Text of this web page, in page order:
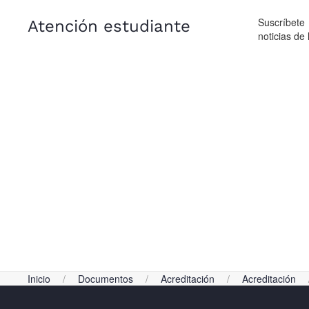
Atención estudiante
noticias de
Inicio Documentos Acreditación Acreditación